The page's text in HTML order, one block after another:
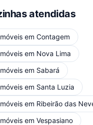
atendidas
em Contagem
em Nova Lima
em Sabará
em Santa Luzia
em Ribeirão das
em Vespasiano